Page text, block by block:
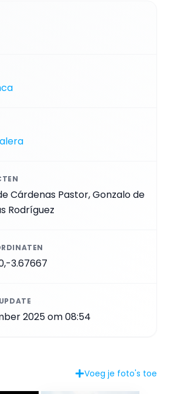
Cárdenas Pastor, Gonzalo de
Rodríguez
3.67667
2025 om 08:54
Voeg je foto's toe